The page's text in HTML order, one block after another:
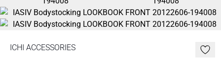
ICHI ACCESSORIES